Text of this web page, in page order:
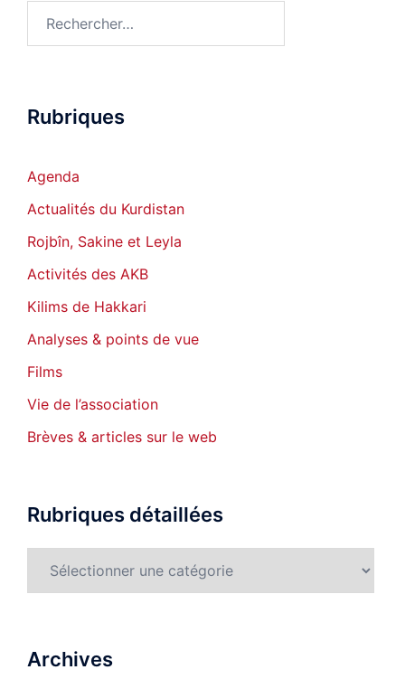
Rubriques
Agenda
Actualités du Kurdistan
Rojbîn, Sakine et Leyla
Activités des AKB
Kilims de Hakkari
Analyses & points de vue
Films
Vie de l’association
Brèves & articles sur le web
Rubriques détaillées
détaillées
Archives